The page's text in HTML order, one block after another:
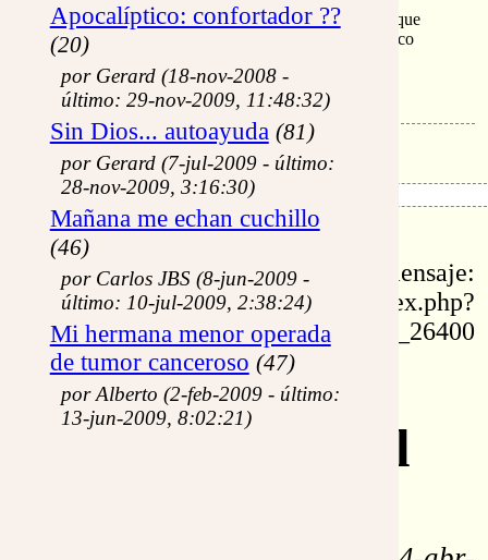
Apocalíptico: confortador ??
(20)
por Gerard (18-nov-2008 -
último: 29-nov-2009, 11:48:32)
Sin Dios... autoayuda (81)
por Gerard (7-jul-2009 - último:
28-nov-2009, 3:16:30)
Mañana me echan cuchillo
(46)
por Carlos JBS (8-jun-2009 -
último: 10-jul-2009, 2:38:24)
Mi hermana menor operada
de tumor canceroso (47)
por Alberto (2-feb-2009 - último:
13-jun-2009, 8:02:21)
Le apreté las manos con más fuerza y sentí lágrimas que
resbalaban de mis ojos… La piedra me miraba un poco
envidiosa: ¡ella no sabía llorar, la pobre!.
No es el pan lo que da Vida al hombre
id: 26400
permalink de este mensaje:
https://www.eltestigofiel.org/index.php?
idu=fr_26400
Re: La
Encarnación del